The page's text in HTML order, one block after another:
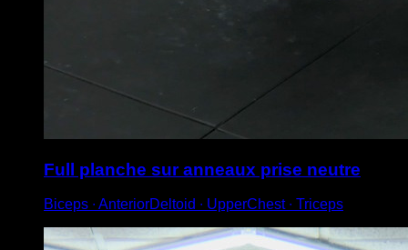
Full planche sur anneaux prise neutre
Biceps ∙ AnteriorDeltoid ∙ UpperChest ∙ Triceps